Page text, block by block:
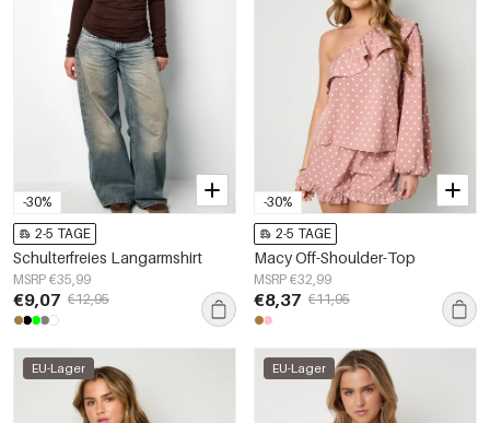
-30%
2-5 TAGE
Schulterfreies Langarmshirt
MSRP €35,99
€9,07 €12,95
-30%
2-5 TAGE
Macy Off-Shoulder-Top
MSRP €32,99
€8,37 €11,95
EU-Lager EU-Lager